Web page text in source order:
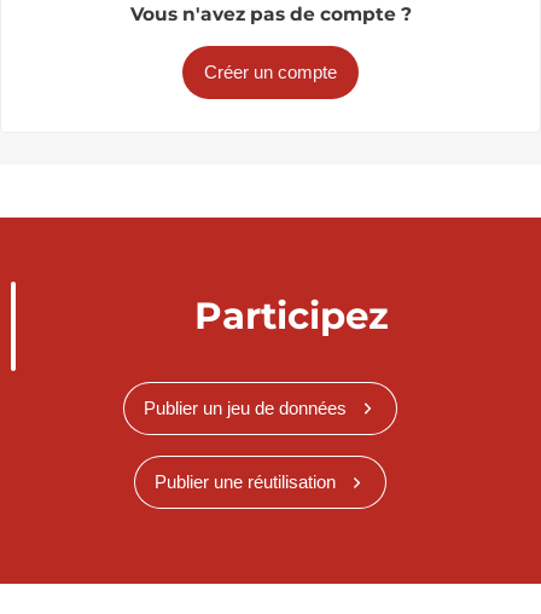
Vous n'avez pas de compte ?
Créer un compte
Participez
Publier un jeu de données
Publier une réutilisation